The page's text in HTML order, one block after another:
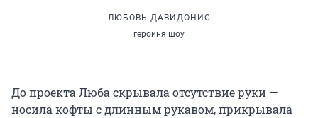
ЛЮБОВЬ ДАВИДОНИС
героиня шоу
До проекта Люба скрывала отсутствие руки —
носила кофты с длинным рукавом, прикрывала